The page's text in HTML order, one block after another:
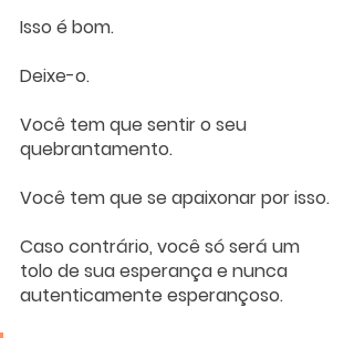
Isso é bom.
Deixe-o.
Você tem que sentir o seu
quebrantamento.
Você tem que se apaixonar por isso.
Caso contrário, você só será um
tolo de sua esperança e nunca
autenticamente esperançoso.